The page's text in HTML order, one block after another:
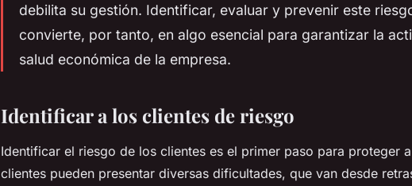
debilita su gestión. Identificar, evaluar y prevenir este
convierte, por tanto, en algo esencial para garantizar la
salud económica de la empresa.
Identificar a los clientes de riesgo
Identificar el riesgo de los clientes es el primer paso para proteger
clientes pueden presentar diversas dificultades, que van desde